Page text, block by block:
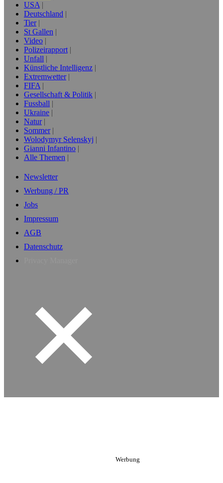
USA
Deutschland
Tier
St Gallen
Video
Polizeirapport
Unfall
Künstliche Intelligenz
Extremwetter
FIFA
Gesellschaft & Politik
Fussball
Ukraine
Natur
Sommer
Wolodymyr Selenskyj
Gianni Infantino
Alle Themen
Newsletter
Werbung / PR
Jobs
Impressum
AGB
Datenschutz